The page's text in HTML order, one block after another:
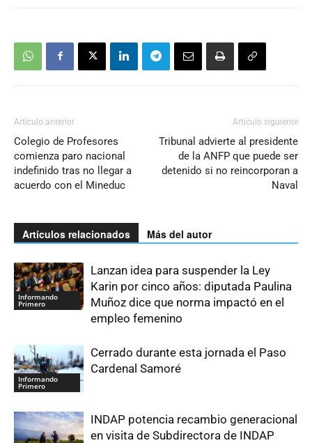
Artículo anterior
Colegio de Profesores
comienza paro nacional
indefinido tras no llegar a
acuerdo con el Mineduc
Artículo siguiente
Tribunal advierte al presidente
de la ANFP que puede ser
detenido si no reincorporan a
Naval
Artículos relacionados Más del autor
Informando
Primero
Lanzan idea para suspender la Ley
Karin por cinco años: diputada Paulina
Muñoz dice que norma impactó en el
empleo femenino
Informando
Primero
Cerrado durante esta jornada el Paso
Cardenal Samoré
INDAP potencia recambio generacional
en visita de Subdirectora de INDAP